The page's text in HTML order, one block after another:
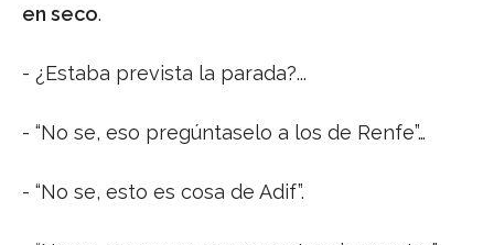
en seco.
- ¿Estaba prevista la parada?...
- “No se, eso pregúntaselo a los de Renfe”…
- “No se, esto es cosa de Adif”.